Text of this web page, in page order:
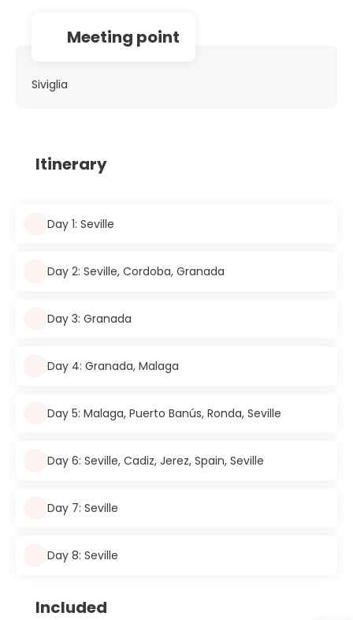
Meeting point
Siviglia
Itinerary
Day 1: Seville
Day 2: Seville, Cordoba, Granada
Day 3: Granada
Day 4: Granada, Malaga
Day 5: Malaga, Puerto Banús, Ronda, Seville
Day 6: Seville, Cadiz, Jerez, Spain, Seville
Day 7: Seville
Day 8: Seville
Included